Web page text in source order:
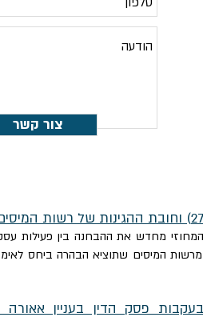
צור קשר
מחדש את ההבחנה בין פעילות
המיסים שתוציא הבהרה ביחס